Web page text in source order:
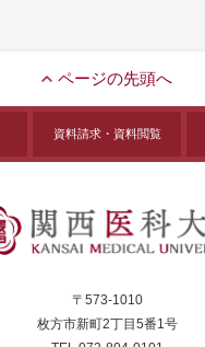
資料請求・資料閲覧
〒573-1010
枚方市新町2丁目5番1号